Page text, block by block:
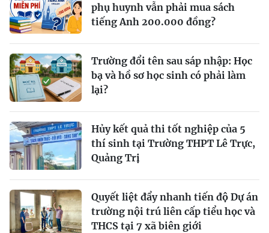
phụ huynh vẫn phải mua sách
tiếng Anh 200.000 đồng?
Trường đổi tên sau sáp nhập: Học
bạ và hồ sơ học sinh có phải làm
lại?
Hủy kết quả thi tốt nghiệp của 5
thí sinh tại Trường THPT Lê Trực,
Quảng Trị
Quyết liệt đẩy nhanh tiến độ Dự án
trường nội trú liên cấp tiểu học và
THCS tại 7 xã biên giới